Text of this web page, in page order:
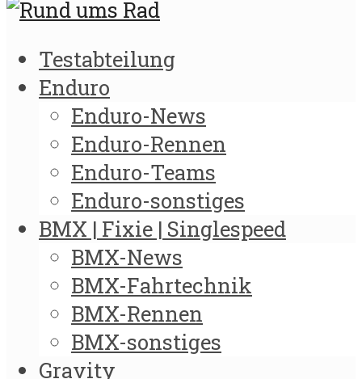
Testabteilung
Enduro
Enduro-News
Enduro-Rennen
Enduro-Teams
Enduro-sonstiges
BMX | Fixie | Singlespeed
BMX-News
BMX-Fahrtechnik
BMX-Rennen
BMX-sonstiges
Gravity